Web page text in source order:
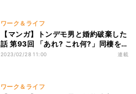
ワーク＆ライフ
【マンガ】トンデモ男と婚約破棄した
話 第93回 「あれ? これ何?」同棲を
していた部屋を訪れると、見慣れない
2023/02/28 11:00 連載
ワーク＆ライフ